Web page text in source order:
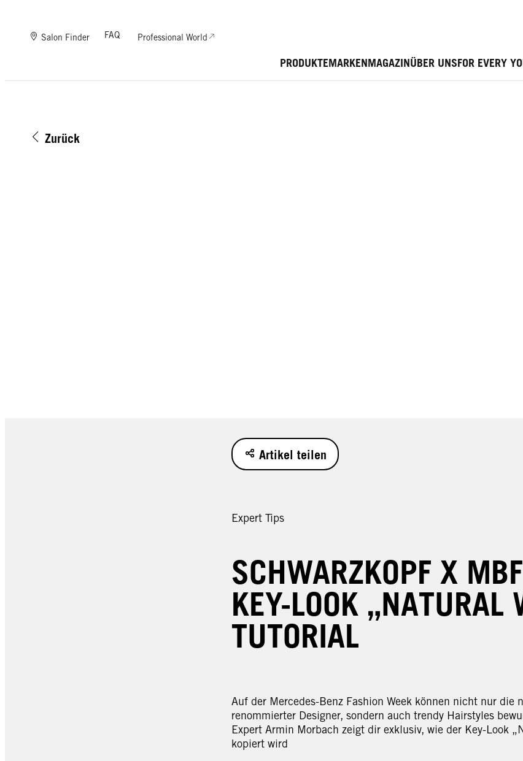
PRODUKTEMARKENMAGAZINÜBER UNSFOR EVERY
Salon Finder FAQ Professional World
Zurück
Artikel teilen
Expert Tips
SCHWARZKOPF X
KEY-LOOK „NATURAL
TUTORIAL
Auf der Mercedes-Benz Fashion Week können nicht nur die
renommierter Designer, sondern auch trendy Hairstyles
Expert Armin Morbach zeigt dir exklusiv, wie der Key-Look
kopiert wird